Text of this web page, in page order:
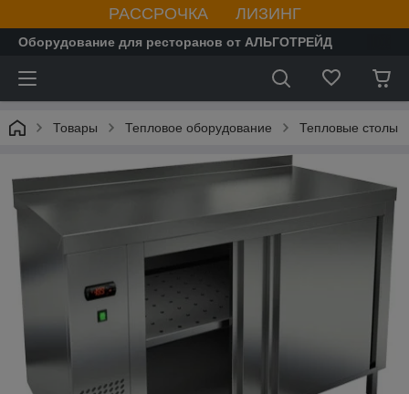
РАССРОЧКА ЛИЗИНГ
Оборудование для ресторанов от АЛЬГОТРЕЙД
Товары Тепловое оборудование Тепловые столы